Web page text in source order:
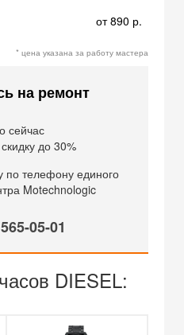
от 890 р.
* цена указана за работу мастера
на ремонт
сейчас
до 30%
по телефону единого
Motechnologic
05-01
DIESEL: